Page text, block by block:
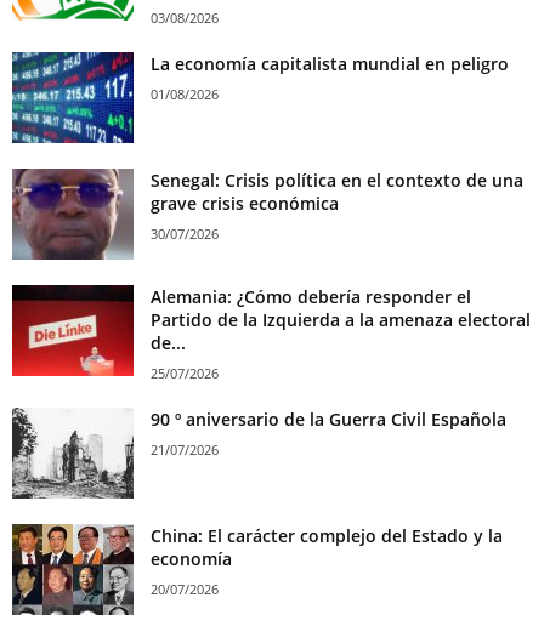
03/08/2026
La economía capitalista mundial en peligro
01/08/2026
Senegal: Crisis política en el contexto de una
grave crisis económica
30/07/2026
Alemania: ¿Cómo debería responder el
Partido de la Izquierda a la amenaza electoral
de...
25/07/2026
90 º aniversario de la Guerra Civil Española
21/07/2026
China: El carácter complejo del Estado y la
economía
20/07/2026